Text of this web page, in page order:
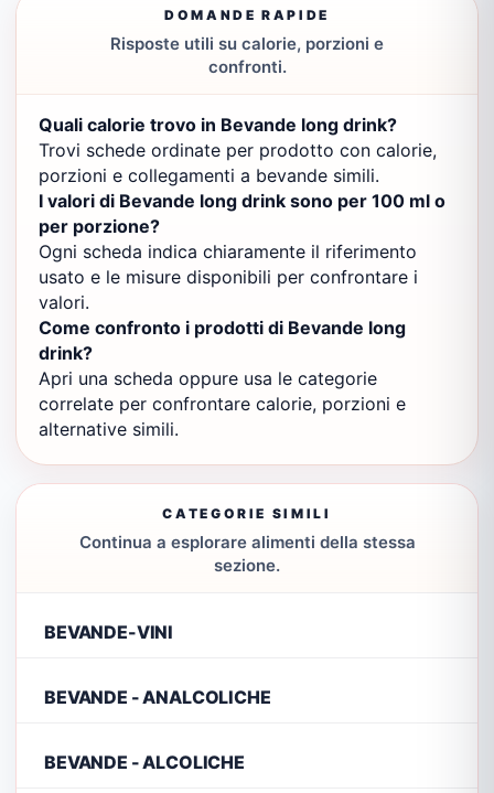
DOMANDE RAPIDE
Risposte utili su calorie, porzioni e
confronti.
Quali calorie trovo in Bevande long drink?
Trovi schede ordinate per prodotto con calorie,
porzioni e collegamenti a bevande simili.
I valori di Bevande long drink sono per 100 ml o
per porzione?
Ogni scheda indica chiaramente il riferimento
usato e le misure disponibili per confrontare i
valori.
Come confronto i prodotti di Bevande long
drink?
Apri una scheda oppure usa le categorie
correlate per confrontare calorie, porzioni e
alternative simili.
CATEGORIE SIMILI
Continua a esplorare alimenti della stessa
sezione.
BEVANDE-VINI
BEVANDE - ANALCOLICHE
BEVANDE - ALCOLICHE